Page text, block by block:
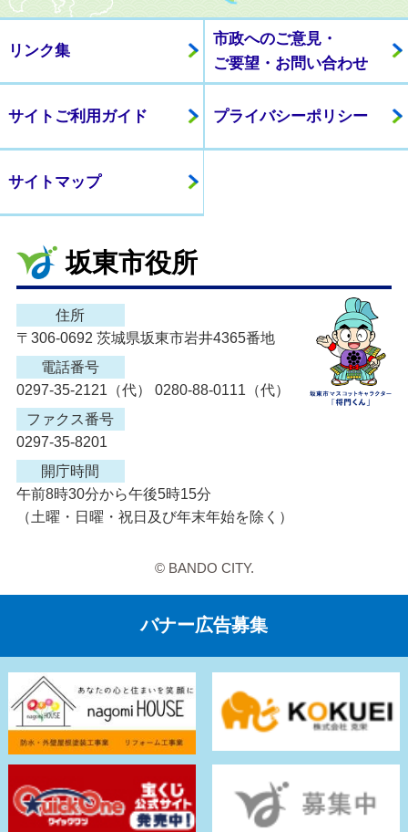
リンク集
市政へのご意見・
ご要望・お問い合わせ
サイトご利用ガイド プライバシーポリシー
サイトマップ
坂東市役所
住所
〒306-0692 茨城県坂東市岩井4365番地
電話番号
0297-35-2121（代） 0280-88-0111（代）
ファクス番号
0297-35-8201
開庁時間
午前8時30分から午後5時15分
（土曜・日曜・祝日及び年末年始を除く）
© BANDO CITY.
バナー広告募集